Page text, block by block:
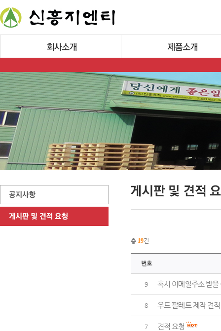
총 19건
번호
9 혹시 이메일주소 받을
8 우드 팔레트 제작 견
7 견적 요청